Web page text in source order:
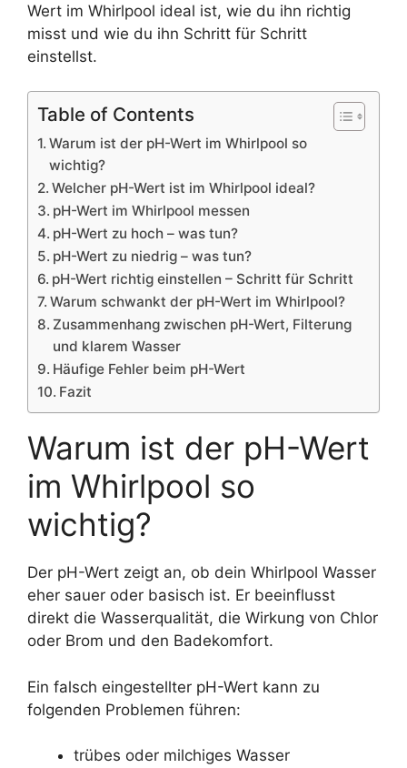
Wert im Whirlpool ideal ist, wie du ihn richtig
misst und wie du ihn Schritt für Schritt
einstellst.
Table of Contents
Warum ist der pH-Wert im Whirlpool so
wichtig?
Welcher pH-Wert ist im Whirlpool ideal?
pH-Wert im Whirlpool messen
pH-Wert zu hoch – was tun?
pH-Wert zu niedrig – was tun?
pH-Wert richtig einstellen – Schritt für Schritt
Warum schwankt der pH-Wert im Whirlpool?
Zusammenhang zwischen pH-Wert, Filterung
und klarem Wasser
Häufige Fehler beim pH-Wert
Fazit
Warum ist der pH-Wert
im Whirlpool so
wichtig?
Der pH-Wert zeigt an, ob dein Whirlpool Wasser
eher sauer oder basisch ist. Er beeinflusst
direkt die Wasserqualität, die Wirkung von Chlor
oder Brom und den Badekomfort.
Ein falsch eingestellter pH-Wert kann zu
folgenden Problemen führen:
trübes oder milchiges Wasser